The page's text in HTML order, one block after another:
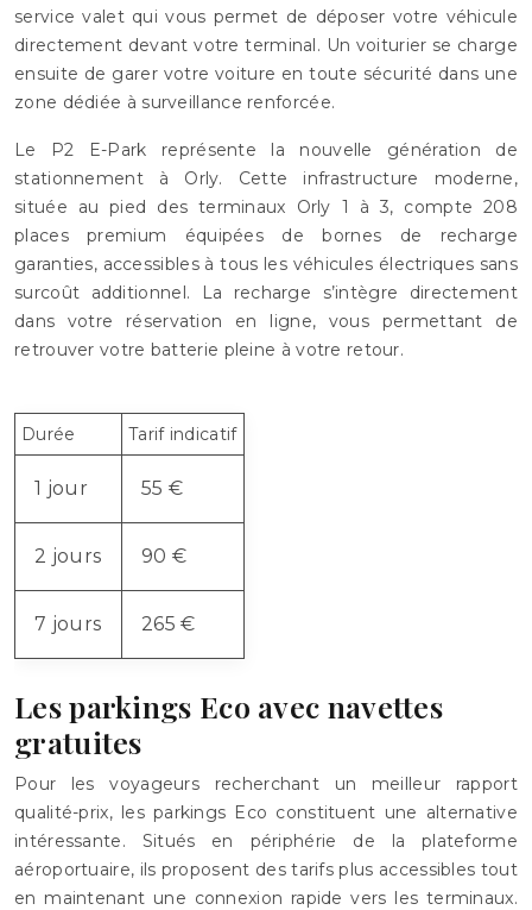
service valet qui vous permet de déposer votre véhicule
directement devant votre terminal. Un voiturier se charge
ensuite de garer votre voiture en toute sécurité dans une
zone dédiée à surveillance renforcée.
Le P2 E-Park représente la nouvelle génération de
stationnement à Orly. Cette infrastructure moderne,
située au pied des terminaux Orly 1 à 3, compte 208
places premium équipées de bornes de recharge
garanties, accessibles à tous les véhicules électriques sans
surcoût additionnel. La recharge s’intègre directement
dans votre réservation en ligne, vous permettant de
retrouver votre batterie pleine à votre retour.
Durée Tarif indicatif
1 jour 55 €
2 jours 90 €
7 jours 265 €
Les parkings Eco avec navettes
gratuites
Pour les voyageurs recherchant un meilleur rapport
qualité-prix, les parkings Eco constituent une alternative
intéressante. Situés en périphérie de la plateforme
aéroportuaire, ils proposent des tarifs plus accessibles tout
en maintenant une connexion rapide vers les terminaux.